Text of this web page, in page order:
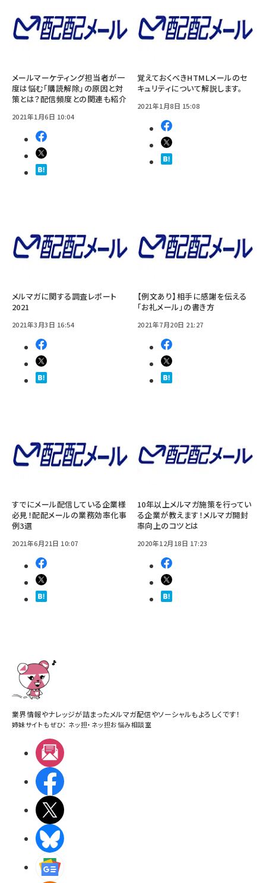
メールマーケティング担当者が一
度は悩む「購読解除」の原因と対
策とは？配信頻度との関連も紹介
2021年1月6日 10:04
覚えておくべきHTMLメールのセ
キュリティについて解説します。
2021年1月8日 15:08
メルマガに関する調査レポート
2021
2021年3月3日 16:54
【例文あり】相手に感謝を伝える
「お礼メール」の書き方
2021年7月20日 21:27
すでにメール配信している企業様
必見！配配メールの業務効率化事
例3選
2021年6月21日 10:07
10年以上メルマガ施策を行ってい
る企業が教えます！メルマガ開封
率向上のコツとは
2020年12月18日 17:23
業界情報やナレッジが詰まったメルマガ配信やソーシャルもよろしくです！
姉妹サイトもぜひ： ネッ担・ ネッ担お悩み相談室